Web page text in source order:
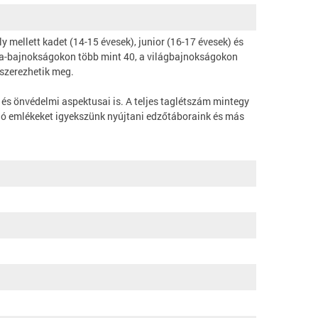
kadet (14-15 évesek), junior (16-17 évesek) és
bajnokságokon több mint 40, a világbajnokságokon
meg.
önvédelmi aspektusai is. A teljes taglétszám mintegy
emlékeket igyekszünk nyújtani edzőtáboraink és más